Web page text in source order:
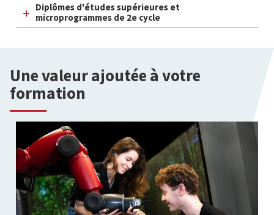
Diplômes d'études supérieures et
microprogrammes de 2e cycle
Une valeur ajoutée à votre
formation